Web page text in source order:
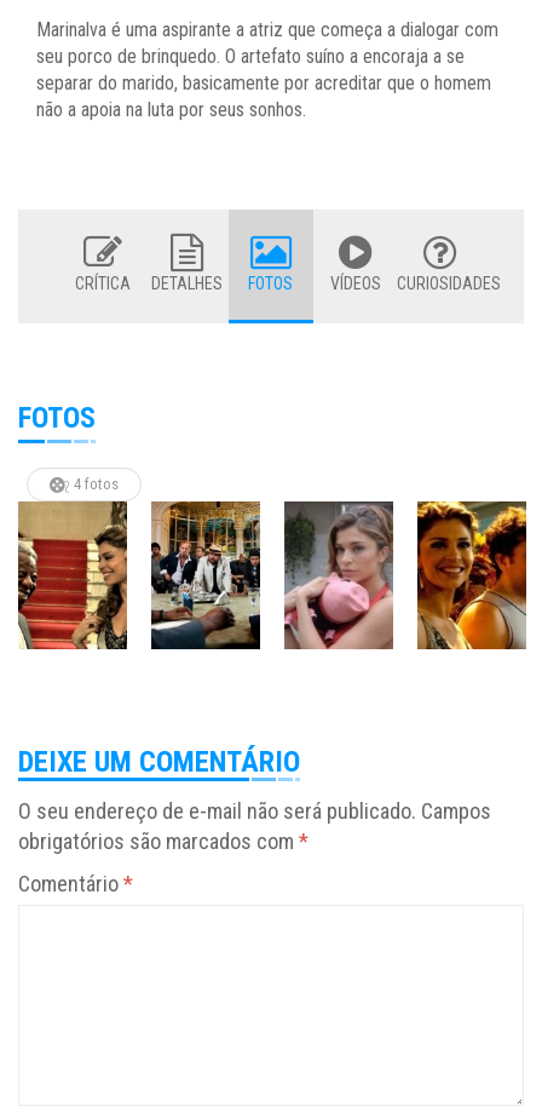
Marinalva é uma aspirante a atriz que começa a dialogar com
seu porco de brinquedo. O artefato suíno a encoraja a se
separar do marido, basicamente por acreditar que o homem
não a apoia na luta por seus sonhos.
CRÍTICA DETALHES FOTOS VÍDEOS CURIOSIDADES
FOTOS
4 fotos
DEIXE UM COMENTÁRIO
O seu endereço de e-mail não será publicado. Campos
obrigatórios são marcados com *
Comentário*